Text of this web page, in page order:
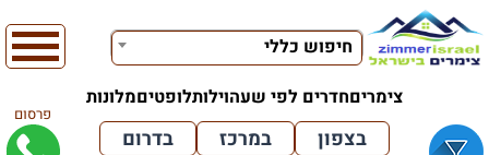
חיפוש כללי
צימריםחדרים לפי שעהוילותלופטיםמלונות
פרסום
בצפון במרכז
בדרום